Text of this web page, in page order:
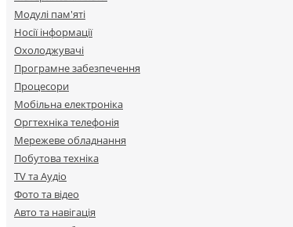
Модулі пам'яті
Носії інформації
Охолоджувачі
Програмне забезпечення
Процесори
Мобільна електроніка
Оргтехніка телефонія
Мережеве обладнання
Побутова техніка
TV та Аудіо
Фото та відео
Авто та навігація